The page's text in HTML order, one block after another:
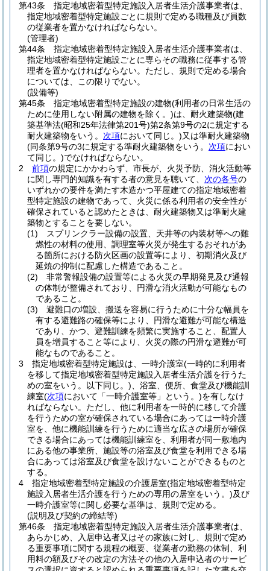
第43条
指定地域密着型特定施設入居者生活介護事業者は、
指定地域密着型特定施設ごとに規則で定める職種及び員数
の従業者を置かなければならない。
(管理者)
第44条
指定地域密着型特定施設入居者生活介護事業者は、
指定地域密着型特定施設ごとに専らその職務に従事する管
理者を置かなければならない。 ただし、規則で定める場合
については、この限りでない。
(設備等)
第45条
指定地域密着型特定施設の建物(利用者の日常生活の
ために使用しない附属の建物を除く。)は、耐火建築物(建
築基準法(昭和25年法律第201号)第2条第9号の2に規定する
耐火建築物をいう。 次項において同じ。)又は準耐火建築物
(同条第9号の3に規定する準耐火建築物をいう。 次項におい
て同じ。)でなければならない。
2
前項の規定にかかわらず、市長が、火災予防、消火活動等
に関し専門的知識を有する者の意見を聴いて、 次の各号の
いずれかの要件を満たす木造かつ平屋建ての指定地域密着
型特定施設の建物であって、火災に係る利用者の安全性が
確保されていると認めたときは、耐火建築物又は準耐火建
築物とすることを要しない。
(1)
スプリンクラー設備の設置、天井等の内装材等への難
燃性の材料の使用、調理室等火災が発生するおそれがあ
る箇所における防火区画の設置等により、初期消火及び
延焼の抑制に配慮した構造であること。
(2)
非常警報設備の設置等による火災の早期発見及び通報
の体制が整備されており、円滑な消火活動が可能なもの
であること。
(3)
避難口の増設、搬送を容易に行うために十分な幅員を
有する避難路の確保等により、円滑な避難が可能な構造
であり、かつ、避難訓練を頻繁に実施すること、配置人
員を増員すること等により、火災の際の円滑な避難が可
能なものであること。
3
指定地域密着型特定施設は、一時介護室(一時的に利用者
を移して指定地域密着型特定施設入居者生活介護を行うた
めの室をいう。以下同じ。) 、浴室、便所、食堂及び機能訓
練室(次項において「一時介護室等」という。)を有しなけ
ればならない。 ただし、他に利用者を一時的に移して介護
を行うための室が確保されている場合にあっては一時介護
室を、他に機能訓練を行うために適当な広さの場所が確保
できる場合にあっては機能訓練室を、利用者が同一敷地内
にある他の事業所、施設等の浴室及び食堂を利用できる場
合にあっては浴室及び食堂を設けないことができるものと
する。
4
指定地域密着型特定施設の介護居室(指定地域密着型特定
施設入居者生活介護を行うための専用の居室をいう。)及び
一時介護室等に関し必要な基準は、規則で定める。
(説明及び契約の締結等)
第46条
指定地域密着型特定施設入居者生活介護事業者は、
あらかじめ、入居申込者又はその家族に対し、規則で定め
る重要事項に関する規程の概要、従業者の勤務の体制、利
用料の額及びその改定の方法その他の入居申込者のサービ